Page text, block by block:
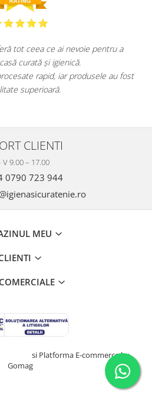
tot ceea ce ai nevoie pentru a
curată și igienică.
rapid, iar produsele au fost
superioară.
CLIENTI
V 9.00 – 17.00
0790 723 944
MEU
si Platforma E-commerce by
Gomag